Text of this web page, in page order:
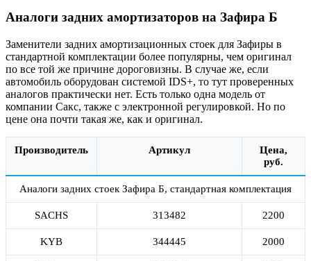
Аналоги задних амортизаторов на Зафира Б
Заменители задних амортизационных стоек для Зафиры в
стандартной комплектации более популярны, чем оригинал
по все той же причине дороговизны. В случае же, если
автомобиль оборудован системой IDS+, то тут проверенных
аналогов практически нет. Есть только одна модель от
компании Сакс, также с электронной регулировкой. Но по
цене она почти такая же, как и оригинал.
Производитель Артикул
Цена,
руб.
Аналоги задних стоек Зафира Б, стандартная комплектация
SACHS 313482 2200
KYB 344445 2000